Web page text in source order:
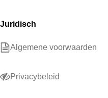
Juridisch
Algemene voorwaarden
Privacybeleid